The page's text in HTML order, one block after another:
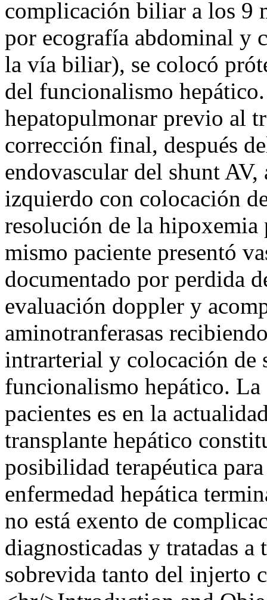
complicación biliar a los 9
por ecografía abdominal y
la vía biliar), se colocó
del funcionalismo
hepatopulmonar previo al
corrección final, después
endovascular del shunt
izquierdo con colocación
resolución de la hipoxemia
mismo paciente presentó
documentado por perdida
evaluación doppler y
aminotranferasas
intrarterial y colocación de
funcionalismo hepático.
pacientes es en la
transplante hepático
posibilidad terapéutica
enfermedad hepática
no está exento de
diagnosticadas y tratadas
sobrevida tanto del injerto